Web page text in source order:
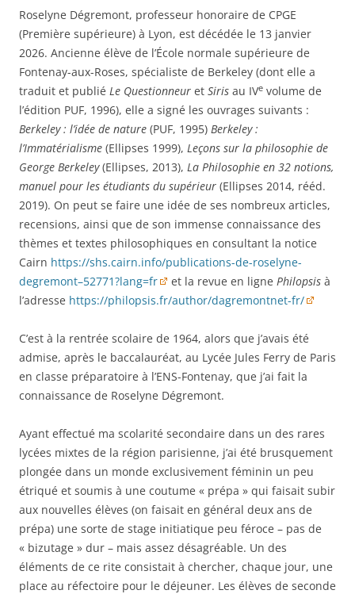
Roselyne Dégremont, professeur honoraire de CPGE
(Première supérieure) à Lyon, est décédée le 13 janvier
2026. Ancienne élève de l’École normale supérieure de
Fontenay-aux-Roses, spécialiste de Berkeley (dont elle a
traduit et publié Le Questionneur et Siris au IVe volume de
l’édition PUF, 1996), elle a signé les ouvrages suivants :
Berkeley : l’idée de nature (PUF, 1995) Berkeley :
l’Immatérialisme (Ellipses 1999), Leçons sur la philosophie de
George Berkeley(Ellipses, 2013), La Philosophie en 32 notions,
manuel pour les étudiants du supérieur (Ellipses 2014, rééd.
2019). On peut se faire une idée de ses nombreux articles,
recensions, ainsi que de son immense connaissance des
thèmes et textes philosophiques en consultant la notice
Cairn https://shs.cairn.info/publications-de-roselyne-
degremont–52771?lang=fr
et la revue en ligne Philopsis à
l’adresse https://philopsis.fr/author/dagremontnet-fr/
C’est à la rentrée scolaire de 1964, alors que j’avais été
admise, après le baccalauréat, au Lycée Jules Ferry de Paris
en classe préparatoire à l’ENS-Fontenay, que j’ai fait la
connaissance de Roselyne Dégremont.
Ayant effectué ma scolarité secondaire dans un des rares
lycées mixtes de la région parisienne, j’ai été brusquement
plongée dans un monde exclusivement féminin un peu
étriqué et soumis à une coutume « prépa » qui faisait subir
aux nouvelles élèves (on faisait en général deux ans de
prépa) une sorte de stage initiatique peu féroce – pas de
« bizutage » dur – mais assez désagréable. Un des
éléments de ce rite consistait à chercher, chaque jour, une
place au réfectoire pour le déjeuner. Les élèves de seconde